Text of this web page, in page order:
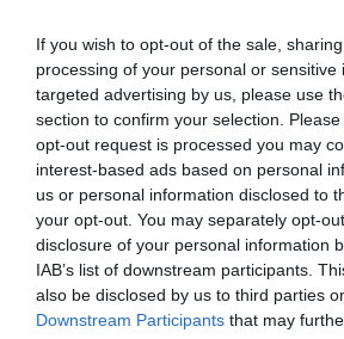
If you wish to opt-out of the sale,
processing of your personal or sensitive
targeted advertising by us, please use
section to confirm your selection.
opt-out request is processed you may
interest-based ads based on personal
us or personal information disclosed to
your opt-out. You may separately opt-
disclosure of your personal information
IAB’s list of downstream participants.
also be disclosed by us to third parties
Downstream Participants that may
βρέθηκα στο πιάνο, άνοιξα
σαν να ήξερα ότι αυτή η
επρόκειτο να επαναληφθεί
πλήκτρα με εκείνητη
αισθάνομαι όταν πέφτω
κάτι καυτερές
γυμνός, σαν να θέλω να
να νοιώσω τη θάλασσα να
χάνεται μέσα μου. Και να